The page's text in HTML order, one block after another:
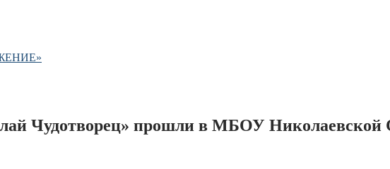
Чудотворец» прошли в МБОУ